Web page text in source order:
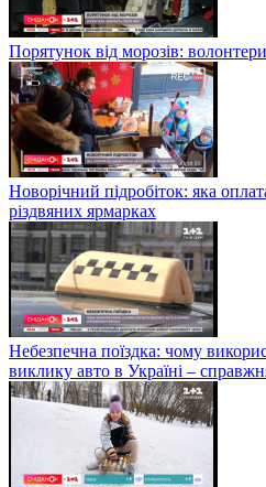
Порятунок від морозів:
Новорічний підробіток: яка
різдвяних ярмарках
Небезпечна поїздка: чому
виклику авто в Україні –